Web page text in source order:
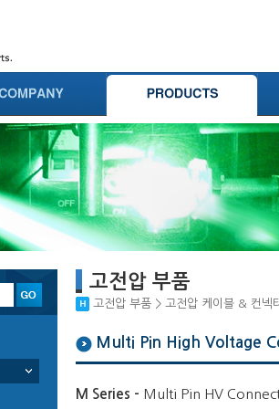
고전압 부품
고전압 부품 > 고전압 케이블 & 컨
Multi Pin High Voltage
M Series - Multi Pin HV